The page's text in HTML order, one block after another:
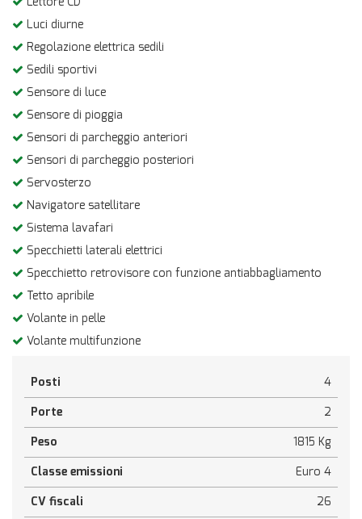
Luci diurne
Regolazione elettrica sedili
Sedili sportivi
Sensore di luce
Sensore di pioggia
Sensori di parcheggio anteriori
Sensori di parcheggio posteriori
Servosterzo
Navigatore satellitare
Sistema lavafari
Specchietti laterali elettrici
Specchietto retrovisore con funzione antiabbagliamento
Tetto apribile
Volante in pelle
Volante multifunzione
Posti
4
Porte
2
Peso
1815 Kg
Classe emissioni
Euro 4
CV fiscali
26